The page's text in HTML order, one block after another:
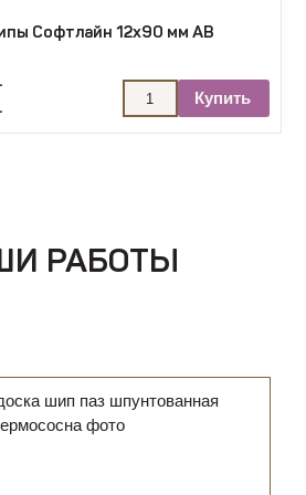
Софтлайн 12х90 мм АВ
Купить
РАБОТЫ